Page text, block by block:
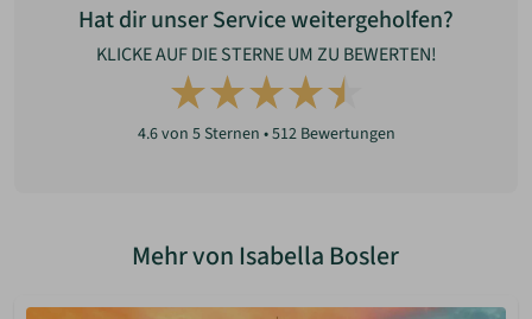
Hat dir unser Service weitergeholfen?
KLICKE AUF DIE STERNE UM ZU BEWERTEN!
4.6von 5 Sternen •512Bewertungen
Mehr von Isabella Bosler